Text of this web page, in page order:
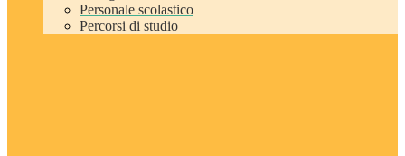
Personale scolastico
Percorsi di studio